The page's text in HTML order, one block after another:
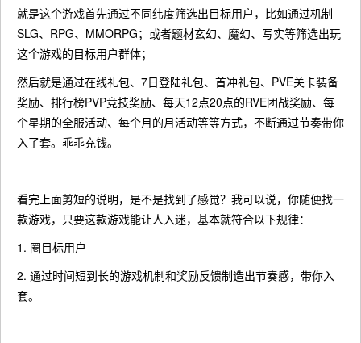
就是这个游戏首先通过不同纬度筛选出目标用户，比如通过机制
SLG、RPG、MMORPG；或者题材玄幻、魔幻、写实等筛选出玩
这个游戏的目标用户群体；
然后就是通过在线礼包、7日登陆礼包、首冲礼包、PVE关卡装备
奖励、排行榜PVP竞技奖励、每天12点20点的RVE团战奖励、每
个星期的全服活动、每个月的月活动等等方式，不断通过节奏带你
入了套。乖乖充钱。
看完上面剪短的说明，是不是找到了感觉？我可以说，你随便找一
款游戏，只要这款游戏能让人入迷，基本就符合以下规律：
1. 圈目标用户
2. 通过时间短到长的游戏机制和奖励反馈制造出节奏感，带你入
套。